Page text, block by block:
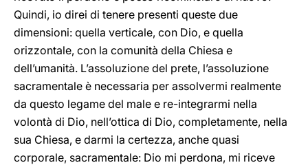
Quindi, io direi di tenere presenti queste due
dimensioni: quella verticale, con Dio, e quella
orizzontale, con la comunità della Chiesa e
dell’umanità. L’assoluzione del prete, l’assoluzione
sacramentale è necessaria per assolvermi realmente
da questo legame del male e re-integrarmi nella
volontà di Dio, nell’ottica di Dio, completamente, nella
sua Chiesa, e darmi la certezza, anche quasi
corporale, sacramentale: Dio mi perdona, mi riceve